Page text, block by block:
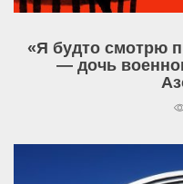
«Я будто смотрю
— дочь